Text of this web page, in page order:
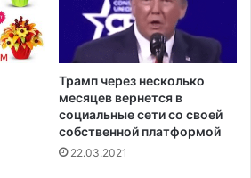
Трамп через несколько
месяцев вернется в
социальные сети со своей
собственной платформой
22.03.2021